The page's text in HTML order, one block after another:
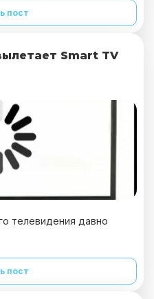
пост
Smart TV
телевидения давно
пост